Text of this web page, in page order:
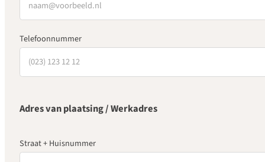
Telefoonnummer
Adres van plaatsing / Werkadres
Straat + Huisnummer